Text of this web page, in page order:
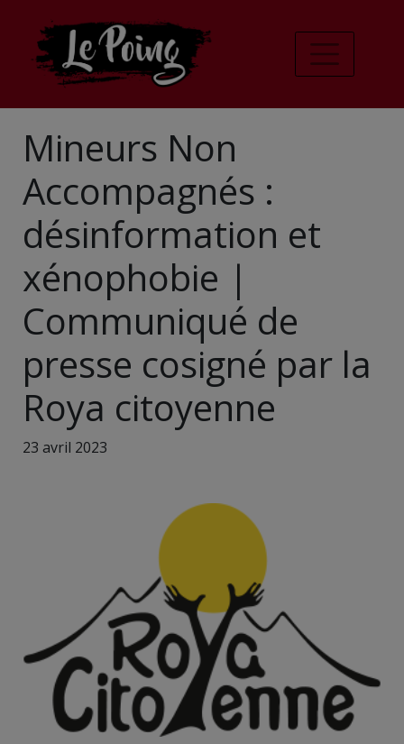
Mineurs Non
Accompagnés :
désinformation et
xénophobie |
Communiqué de
presse cosigné par la
Roya citoyenne
23 avril 2023